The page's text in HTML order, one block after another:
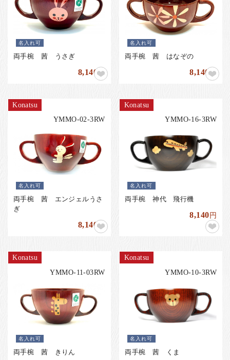
名入れ可
両手椀 茜 うさぎ
8,140円
名入れ可
両手椀 茜 はなぞの
8,140円
Konatsu
YMMO-02-3RW
名入れ可
両手椀 茜 エンジェルうさ
ぎ
8,140円
Konatsu
YMMO-16-3RW
名入れ可
両手椀 神代 飛行機
8,140円
Konatsu
YMMO-11-03RW
名入れ可
両手椀 茜 きりん
Konatsu
YMMO-10-3RW
名入れ可
両手椀 茜 くま